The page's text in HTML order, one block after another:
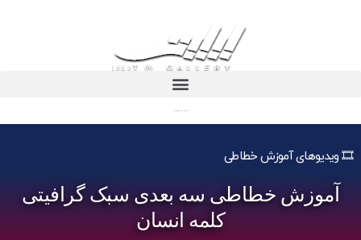
🎞️ ویدیوهای آموزش خطاطی
آموزش خطاطی سه بعدی سبک گرافیتی
کلمه انسان